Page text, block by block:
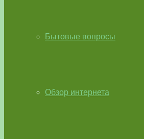
Бытовые вопросы
Обзор интернета